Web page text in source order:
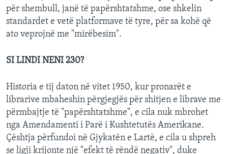
për shembull, janë të papërshtatshme, ose shkelin
standardet e vetë platformave të tyre, për sa kohë që
ato veprojnë me "mirëbesim".
SI LINDI NENI 230?
Historia e tij daton në vitet 1950, kur pronarët e
librarive mbaheshin përgjegjës për shitjen e librave me
përmbajtje të "papërshtatshme", e cila nuk mbrohet
nga Amendamenti i Parë i Kushtetutës Amerikane.
Çështja përfundoi në Gjykatën e Lartë, e cila u shpreh
se ligji krijonte një "efekt të rëndë negativ", duke